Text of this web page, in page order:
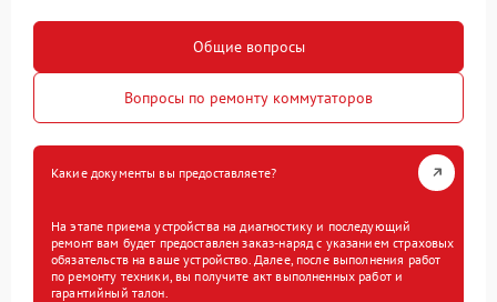
Общие вопросы
Вопросы по ремонту коммутаторов
Какие документы вы предоставляете?
На этапе приема устройства на диагностику и последующий
ремонт вам будет предоставлен заказ-наряд с указанием страховых
обязательств на ваше устройство. Далее, после выполнения работ
по ремонту техники, вы получите акт выполненных работ и
гарантийный талон.